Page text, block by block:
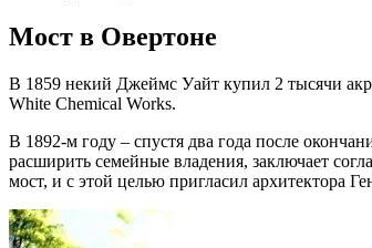
Мост в Овертоне
В 1859 некий Джеймс Уайт купил 2 тысячи
White Chemical Works.
В 1892-м году – спустя два года после
расширить семейные владения, заключает
мост, и с этой целью пригласил архитектора